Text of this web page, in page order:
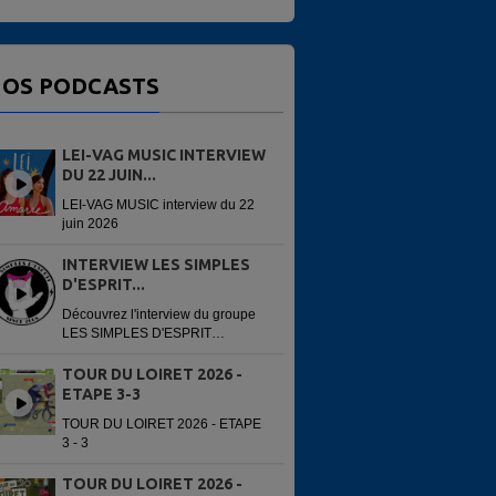
PODCASTS
LEI-VAG MUSIC INTERVIEW
DU 22 JUIN...
LEI-VAG MUSIC interview du 22
juin 2026
INTERVIEW LES SIMPLES
D'ESPRIT...
Découvrez l'interview du groupe
LES SIMPLES D'ESPRIT
13 juin 2026 à la 6e édition du
Festi'Alliance. Interview réalisée
TOUR DU LOIRET 2026 -
ETAPE 3-3
TOUR DU LOIRET 2026 - ETAPE
3 - 3
TOUR DU LOIRET 2026 -